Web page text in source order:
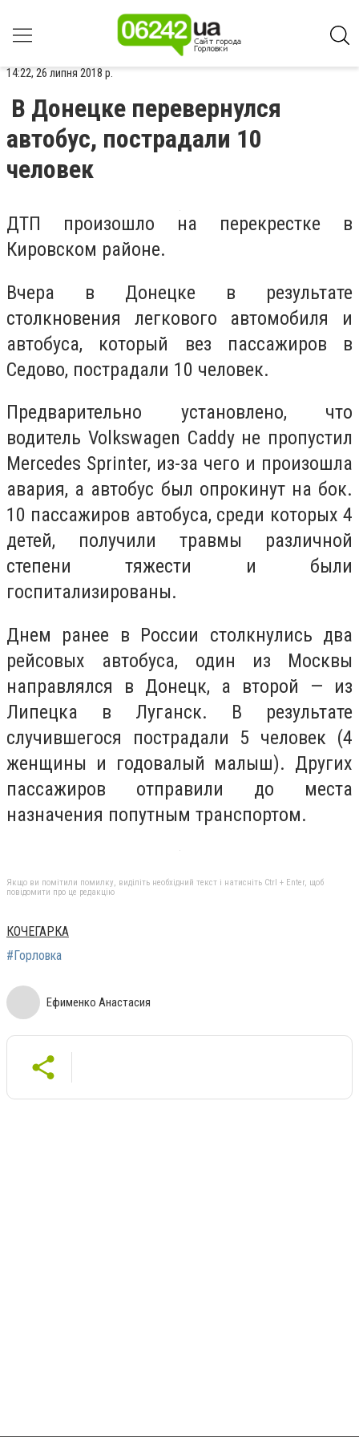
14:22, 26 липня 2018 р.
В Донецке перевернулся
автобус, пострадали 10
человек
ДТП произошло на перекрестке в
Кировском районе.
Вчера в Донецке в результате
столкновения легкового автомобиля и
автобуса, который вез пассажиров в
Седово, пострадали 10 человек.
Предварительно установлено, что
водитель Volkswagen Caddy не пропустил
Mercedes Sprinter, из-за чего и произошла
авария, а автобус был опрокинут на бок.
10 пассажиров автобуса, среди которых 4
детей, получили травмы различной
степени тяжести и были
госпитализированы.
Днем ранее в России столкнулись два
рейсовых автобуса, один из Москвы
направлялся в Донецк, а второй — из
Липецка в Луганск. В результате
случившегося пострадали 5 человек (4
женщины и годовалый малыш). Других
пассажиров отправили до места
назначения попутным транспортом.
Якщо ви помітили помилку, виділіть необхідний текст і натисніть Ctrl + Enter, щоб
повідомити про це редакцію
КОЧЕГАРКА
#Горловка
Ефименко Анастасия